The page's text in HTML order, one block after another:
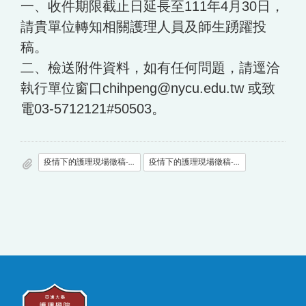
一、收件期限截止日延長至111年4月30日，
請貴單位轉知相關護理人員及師生踴躍投
稿。
二、檢送附件資料，如有任何問題，請逕洽
執行單位窗口chihpeng@nycu.edu.tw 或致
電03-5712121#50503。
疫情下的護理現場徵稿-1.jpg 疫情下的護理現場徵稿-2.jpg